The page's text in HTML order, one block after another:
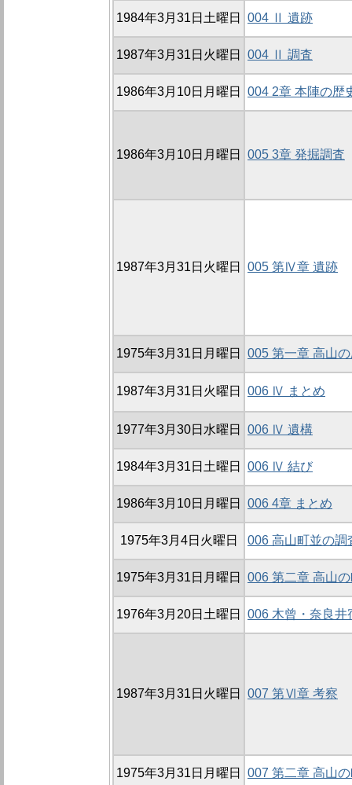
1984年3月31日土曜日 004 Ⅱ 遺跡
1987年3月31日火曜日 004 Ⅱ 調査
1986年3月10日月曜日 004 2章 本陣の歴
1986年3月10日月曜日 005 3章 発掘調査
1987年3月31日火曜日 005 第Ⅳ章 遺跡
1975年3月31日月曜日 005 第一章 高山
1987年3月31日火曜日 006 Ⅳ まとめ
1977年3月30日水曜日 006 Ⅳ 遺構
1984年3月31日土曜日 006 Ⅳ 結び
1986年3月10日月曜日 006 4章 まとめ
1975年3月4日火曜日 006 高山町並の調
1975年3月31日月曜日 006 第二章 高山
1976年3月20日土曜日 006 木曾・奈良井
1987年3月31日火曜日 007 第Ⅵ章 考察
1975年3月31日月曜日 007 第二章 高山